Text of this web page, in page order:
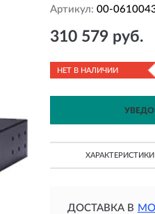
Артикул: 00-
310 579 руб.
НЕТ В НАЛИЧИИ
ХАРАКТЕРИСТИКИ
ДОСТАВКА В